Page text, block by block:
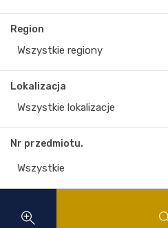
Region
Wszystkie regiony
Lokalizacja
Wszystkie lokalizacje
Nr przedmiotu.